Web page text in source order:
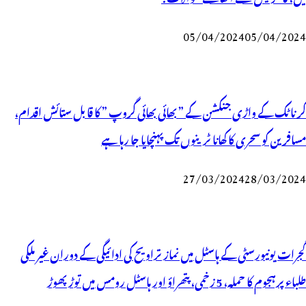
05/04/202405/04/2024
کرناٹک کے واڑی جنکشن کے ” بھائی بھائی گروپ ” کا قابل ستائش اقدام،
مسافرین کو سحری کا کھانا ٹرینوں تک پہنچایا جا رہا ہے
27/03/202428/03/2024
گجرات یونیورسٹی کے ہاسٹل میں نماز تراویح کی ادائیگی کے دوران غیر ملکی
طلباء پرہجوم کا حملہ، 5 زخمی، پتھراؤ اور ہاسٹل رومس میں توڑ پھوڑ